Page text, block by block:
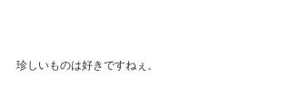
珍しいものは好きですねぇ。